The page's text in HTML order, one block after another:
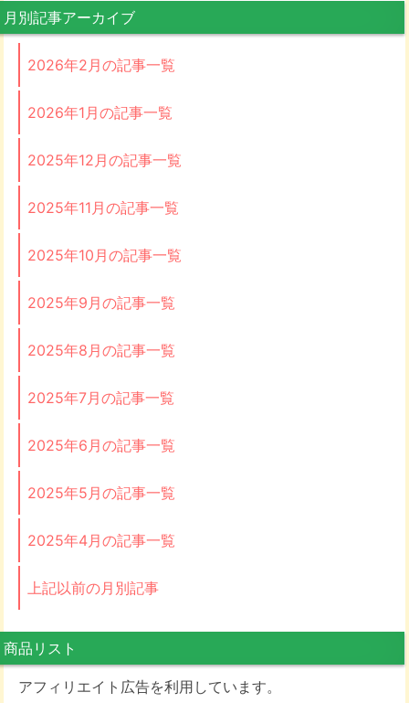
月別記事アーカイブ
2026年2月の記事一覧
2026年1月の記事一覧
2025年12月の記事一覧
2025年11月の記事一覧
2025年10月の記事一覧
2025年9月の記事一覧
2025年8月の記事一覧
2025年7月の記事一覧
2025年6月の記事一覧
2025年5月の記事一覧
2025年4月の記事一覧
上記以前の月別記事
商品リスト
アフィリエイト広告を利用しています。